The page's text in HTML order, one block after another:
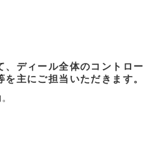
、ディール全体のコントロー
主にご担当いただきます。